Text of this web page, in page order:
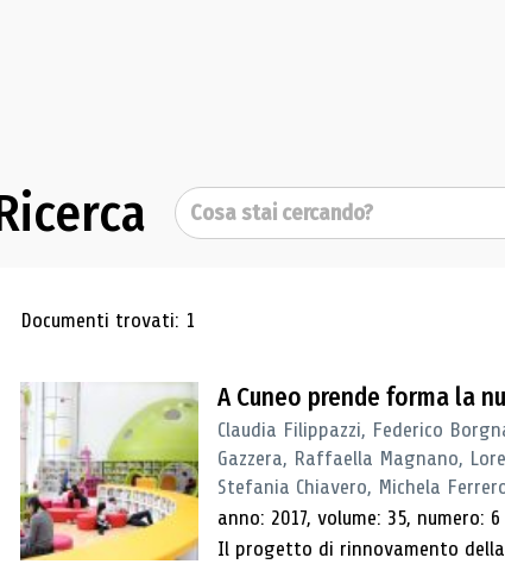
Cerca
Risultati di ricerca
Documenti trovati: 1
A Cuneo prende forma la
Claudia Filippazzi, Federico
Gazzera, Raffaella Magnano,
Stefania Chiavero, Michela
anno: 2017, volume: 35, numero: 6
Il progetto di rinnovamento